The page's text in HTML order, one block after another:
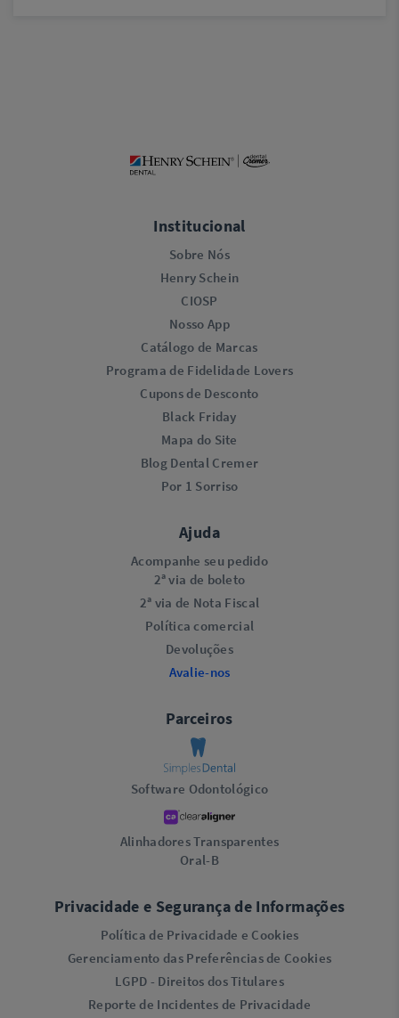
Institucional
Sobre Nós
Henry Schein
CIOSP
Nosso App
Catálogo de Marcas
Programa de Fidelidade Lovers​
Cupons de Desconto
Black Friday
Mapa do Site
Blog Dental Cremer
Por 1 Sorriso
Ajuda
Acompanhe seu pedido
2ª via de boleto
2ª via de Nota Fiscal
Política comercial
Devoluções
Avalie-nos
Parceiros
Software Odontológico
Alinhadores Transparentes
Oral-B
Privacidade e Segurança de Informações
Política de Privacidade e Cookies
Gerenciamento das Preferências de Cookies
LGPD - Direitos dos Titulares
Reporte de Incidentes de Privacidade